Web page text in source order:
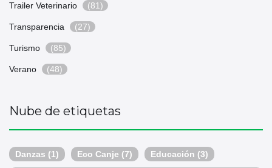
Trailer Veterinario (81)
Transparencia (27)
Turismo (85)
Verano (48)
Nube de etiquetas
Danzas (1) Eco Canje (7) Educación (3)